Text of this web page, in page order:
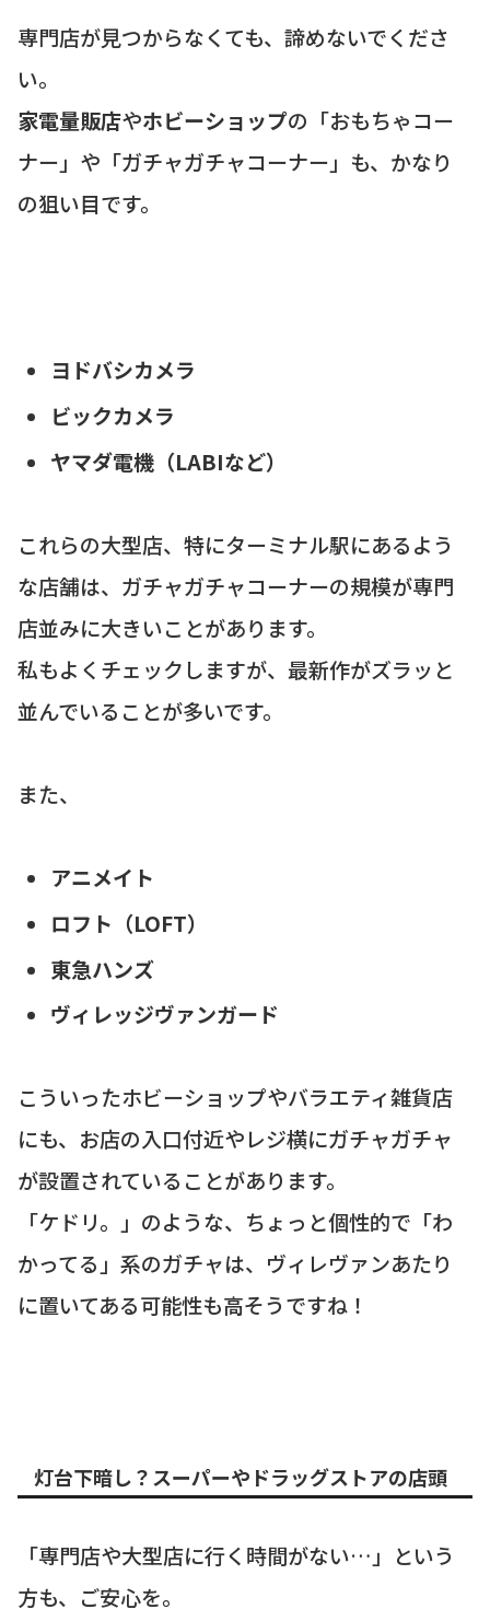
専門店が見つからなくても、諦めないでくださ
い。
家電量販店やホビーショップの「おもちゃコー
ナー」や「ガチャガチャコーナー」も、かなり
の狙い目です。
ヨドバシカメラ
ビックカメラ
ヤマダ電機（LABIなど）
これらの大型店、特にターミナル駅にあるよう
な店舗は、ガチャガチャコーナーの規模が専門
店並みに大きいことがあります。
私もよくチェックしますが、最新作がズラッと
並んでいることが多いです。
また、
アニメイト
ロフト（LOFT）
東急ハンズ
ヴィレッジヴァンガード
こういったホビーショップやバラエティ雑貨店
にも、お店の入口付近やレジ横にガチャガチャ
が設置されていることがあります。
「ケドリ。」のような、ちょっと個性的で「わ
かってる」系のガチャは、ヴィレヴァンあたり
に置いてある可能性も高そうですね！
灯台下暗し？スーパーやドラッグストアの店頭
「専門店や大型店に行く時間がない…」という
方も、ご安心を。